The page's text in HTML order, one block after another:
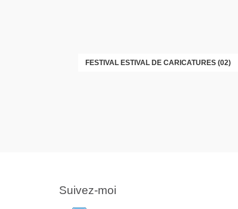
FESTIVAL ESTIVAL DE CARICATURES (02)
FESTIVAL ESTIVAL DE CARICATURES 2026 (01)
Suivez-moi